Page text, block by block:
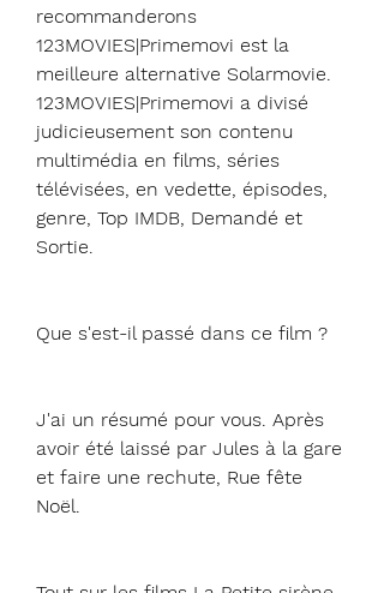
recommanderons
123MOVIES|Primemovi est la
meilleure alternative Solarmovie.
123MOVIES|Primemovi a divisé
judicieusement son contenu
multimédia en films, séries
télévisées, en vedette, épisodes,
genre, Top IMDB, Demandé et
Sortie.
Que s'est-il passé dans ce film ?
J'ai un résumé pour vous. Après
avoir été laissé par Jules à la gare
et faire une rechute, Rue fête
Noël.